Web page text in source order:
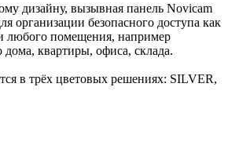
дизайну, вызывная панель Novicam
организации безопасного доступа как
любого помещения, например
дома, квартиры, офиса, склада.
в трёх цветовых решениях: SILVER,